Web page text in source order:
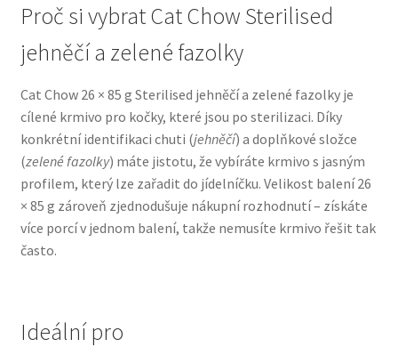
Pelíšky pro psy
Ortopedické pelíšky
Přepravky pro psy
Purizon pro psy — Vysoký obsah masa, bez obilovin
Royal Canin pro psy
Vodítka a obojky
Proč si vybrat Cat Chow Sterilised
jehněčí a zelené fazolky
Cat Chow 26 × 85 g Sterilised jehněčí a zelené fazolky je
cílené krmivo pro kočky, které jsou po sterilizaci. Díky
konkrétní identifikaci chuti (jehněčí) a doplňkové složce
(zelené fazolky) máte jistotu, že vybíráte krmivo s jasným
profilem, který lze zařadit do jídelníčku. Velikost balení 26
× 85 g zároveň zjednodušuje nákupní rozhodnutí – získáte
více porcí v jednom balení, takže nemusíte krmivo řešit tak
často.
Ideální pro